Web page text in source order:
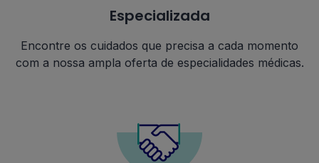
Especializada
Encontre os cuidados que precisa a cada momento
com a nossa ampla oferta de especialidades médicas.